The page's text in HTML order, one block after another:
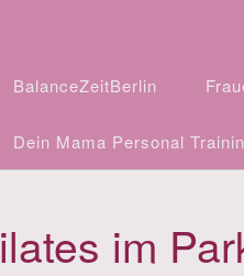
BalanceZeitBerlin
Dein Mama Personal
im